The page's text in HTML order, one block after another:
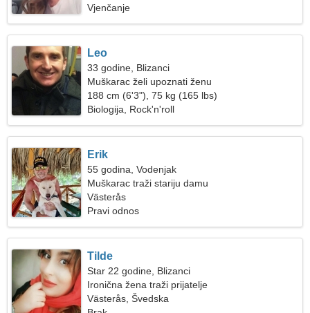
Vjenčanje
Leo
33 godine, Blizanci
Muškarac želi upoznati ženu
188 cm (6'3"), 75 kg (165 lbs)
Biologija, Rock'n'roll
Erik
55 godina, Vodenjak
Muškarac traži stariju damu
Västerås
Pravi odnos
Tilde
Star 22 godine, Blizanci
Ironična žena traži prijatelje
Västerås, Švedska